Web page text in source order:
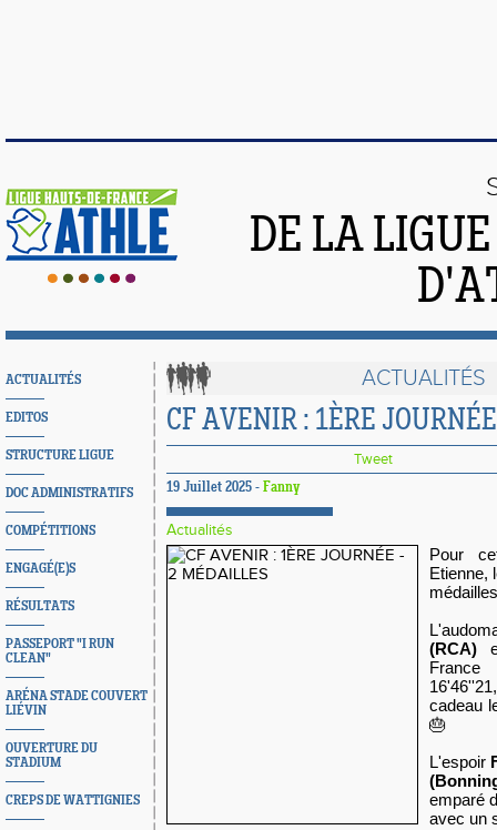
DE LA
ACTUALITÉS
EDITOS
STRUCTURE LIGUE
DOC ADMINISTRATIFS
COMPÉTITIONS
ENGAGÉ(E)S
RÉSULTATS
PASSEPORT "I RUN
CLEAN"
ARÉNA STADE COUVERT
LIÉVIN
OUVERTURE DU
STADIUM
CREPS DE WATTIGNIES
ACTUALITÉS
CF AVENIR : 1ÈRE
Tweet
19 Juillet 2025 - Fanny
Actualités
Pour
Etienne,
(RCA)
cadeau
🎂
L'espoir
emparé
avec un